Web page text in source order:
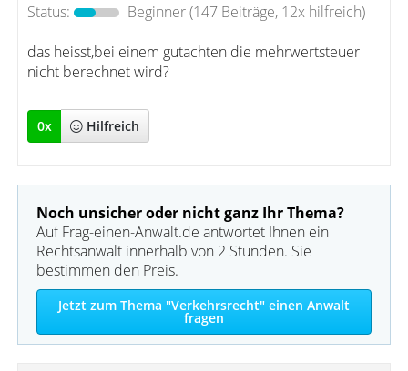
Status:
Beginner(147 Beiträge, 12x hilfreich)
das heisst,bei einem gutachten die mehrwertsteuer
nicht berechnet wird?
0x Hilfreich
Noch unsicher oder nicht ganz Ihr Thema?
Auf Frag-einen-Anwalt.de antwortet Ihnen ein
Rechtsanwalt innerhalb von 2 Stunden. Sie
bestimmen den Preis.
Jetzt zum Thema "Verkehrsrecht" einen Anwalt
fragen